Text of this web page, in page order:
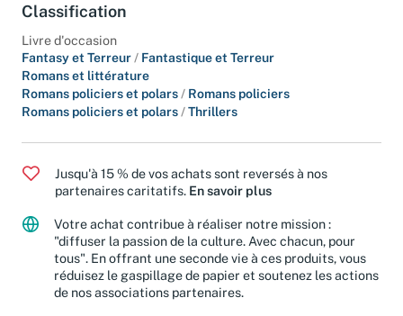
Classification
Livre d'occasion
Fantasy et Terreur/ Fantastique et Terreur
Romans et littérature
Romans policiers et polars/ Romans policiers
Romans policiers et polars/Thrillers
Jusqu'à 15 % de vos achats sont reversés à nos
partenaires caritatifs. En savoir plus
Votre achat contribue à réaliser notre mission :
"diffuser la passion de la culture. Avec chacun, pour
tous". En offrant une seconde vie à ces produits, vous
réduisez le gaspillage de papier et soutenez les actions
de nos associations partenaires.